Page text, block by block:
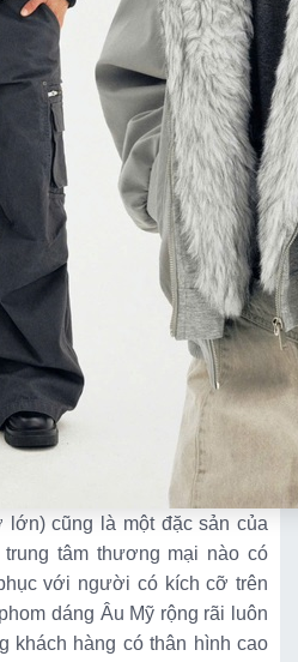
lớn) cũng là một đặc sản của
tâm thương mại nào có
với người có kích cỡ trên
dáng Âu Mỹ rộng rãi luôn
khách hàng có thân hình cao